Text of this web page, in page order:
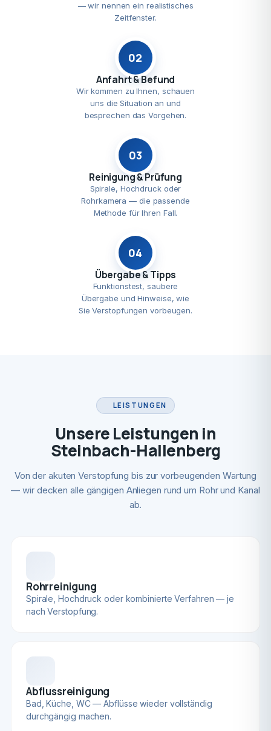
— wir nennen ein realistisches
Zeitfenster.
02
Anfahrt & Befund
Wir kommen zu Ihnen, schauen
uns die Situation an und
besprechen das Vorgehen.
03
Reinigung & Prüfung
Spirale, Hochdruck oder
Rohrkamera — die passende
Methode für Ihren Fall.
04
Übergabe & Tipps
Funktionstest, saubere
Übergabe und Hinweise, wie
Sie Verstopfungen vorbeugen.
LEISTUNGEN
Unsere Leistungen in
Steinbach-Hallenberg
Von der akuten Verstopfung bis zur vorbeugenden Wartung
— wir decken alle gängigen Anliegen rund um Rohr und Kanal
ab.
Rohrreinigung
Spirale, Hochdruck oder kombinierte Verfahren — je
nach Verstopfung.
Abflussreinigung
Bad, Küche, WC — Abflüsse wieder vollständig
durchgängig machen.